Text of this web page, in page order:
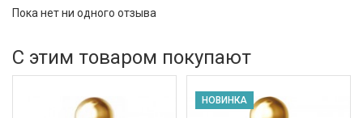
Пока нет ни одного отзыва
С этим товаром покупают
НОВИНКА